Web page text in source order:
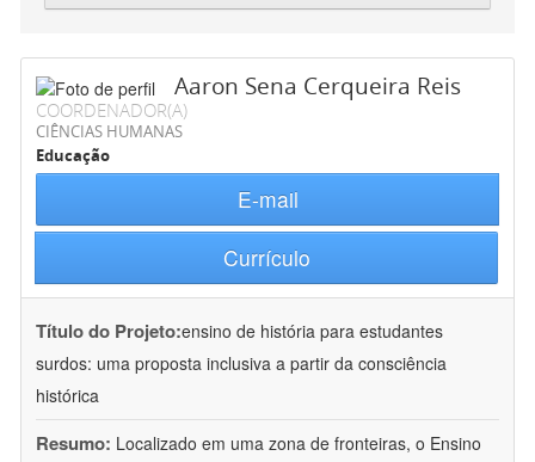
Aaron Sena Cerqueira Reis
COORDENADOR(A)
CIÊNCIAS HUMANAS
Educação
E-mail
Currículo
Título do Projeto:ensino de história para estudantes
surdos: uma proposta inclusiva a partir da consciência
histórica
Resumo: Localizado em uma zona de fronteiras, o Ensino